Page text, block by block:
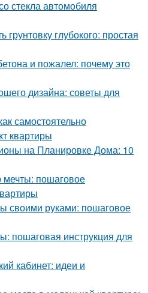
стекла автомобиля
глубокого: простая
и пожалел: почему это
дизайна: советы для
самостоятельно
квартиры
на Планировке Дома: 10
мечты: пошаговое
своими руками: пошаговое
пошаговая инструкция для
кабинет: идеи и